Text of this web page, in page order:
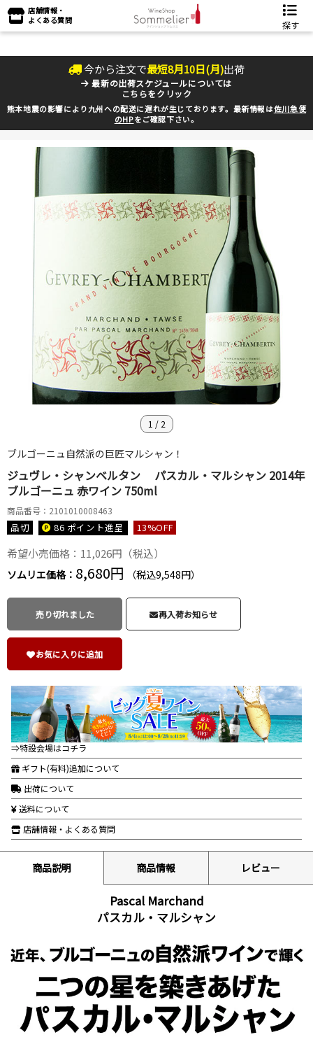
店舗情報・
よくある質問
探す
今から注文で最短8月10日(月)出荷
最新の出荷スケジュールについては
こちらをクリック
熊本地震の影響により九州への配送に遅れが生じております。最新情報は佐川急便
のHPをご確認下さい。
1 / 2
ブルゴーニュ自然派の巨匠マルシャン！
ジュヴレ・シャンベルタン パスカル・マルシャン 2014年
ブルゴーニュ 赤ワイン 750ml
商品番号：2101010008463
品切 86 ポイント進呈 13%OFF
希望小売価格：11,026円（税込）
ソムリエ価格： 8,680円 （税込9,548円）
売り切れました 再入荷お知らせ
お気に入りに追加
⇒特設会場はコチラ
ギフト(有料)追加について
出荷について
送料について
店舗情報・よくある質問
商品説明 商品情報 レビュー
Pascal Marchand
パスカル・マルシャン